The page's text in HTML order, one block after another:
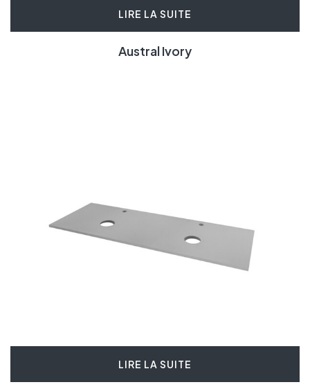
LIRE LA SUITE
Austral Ivory
LIRE LA SUITE